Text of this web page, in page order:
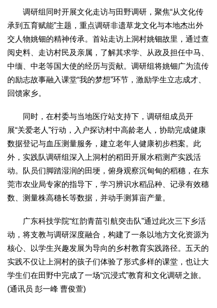
成果展示
政策发布 视频播报 工程案例
康养智库
调研组同时开展文化走访与田野调研，聚焦“从文化传
承到五育赋能”主题，重点调研非遗草龙文化与本地杰出外
交人物姚钿的精神传承。首站走访上洞村姚钿故里，通过查
阅史料、走访村民及亲属，了解其求学、从政及担任中马、
中缅、中老等国大使的经历与贡献。调研组将姚钿广为流传
的励志故事融入课堂“我的梦想”环节，激励学生立志成才、
回馈家乡。
同时，在村委与当地医疗站支持下，调研组成员开
展“关爱老人”行动，入户探访村中高龄老人，协助完成健康
数据登记与血压测量服务，建立老年人健康初步档案。此
外，实践队调研组深入上洞村的稻田开展水稻测产实践活
动。队员们脚踏湿润的田埂，俯身观察沉甸甸的稻穗，在东
莞市农业局专家的指导下，学习辨识水稻品种、记录有效穗
数、测量株高穗长等数据，并动手测算亩产量。
广东科技学院“红韵青苗引航突击队”通过此次三下乡活
动，将支教与调研深度融合，构建了一条以地方文化资源为
核心、以学生兴趣发展为导向的乡村教育实践路径。五天的
实践不仅让上洞村的孩子们体验了形式多样的课堂，也让大
学生们在田野中完成了一场“沉浸式”教育和文化调研之旅。
(通讯员 彭一峰 曹俊萱)